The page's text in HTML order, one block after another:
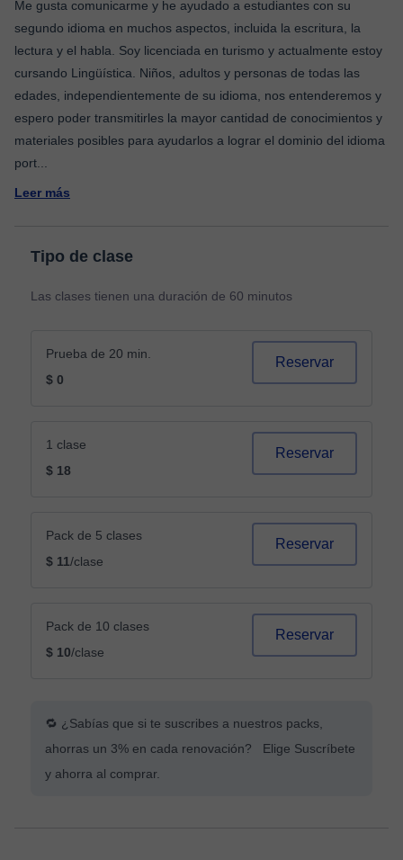
Me gusta comunicarme y he ayudado a estudiantes con su
segundo idioma en muchos aspectos, incluida la escritura, la
lectura y el habla. Soy licenciada en turismo y actualmente estoy
cursando Lingüística. Niños, adultos y personas de todas las
edades, independientemente de su idioma, nos entenderemos y
espero poder transmitirles la mayor cantidad de conocimientos y
materiales posibles para ayudarlos a lograr el dominio del idioma
port
Leer más
Tipo de clase
Las clases tienen una duración de 60 minutos
Prueba de 20 min.
$ 0
Reservar
1 clase
$ 18
Reservar
Pack de 5 clases
$ 11/clase
Reservar
Pack de 10 clases
$ 10/clase
Reservar
🔁 ¿Sabías que si te suscribes a nuestros packs,
ahorras un 3% en cada renovación? Elige Suscríbete
y ahorra al comprar.